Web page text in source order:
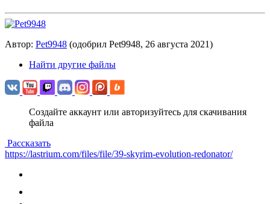
Автор: Pet9948 (одобрил Pet9948, 26 августа 2021)
Найти другие файлы
Создайте аккаунт или авторизуйтесь для скачивания
файла
Рассказать
https://lastrium.com/files/file/39-skyrim-evolution-redonator/